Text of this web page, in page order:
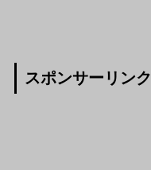
スポンサーリンク